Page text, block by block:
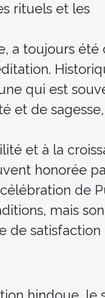
rituels et les
a toujours été
qui est
et de
et à la
honorée
de
mais
de